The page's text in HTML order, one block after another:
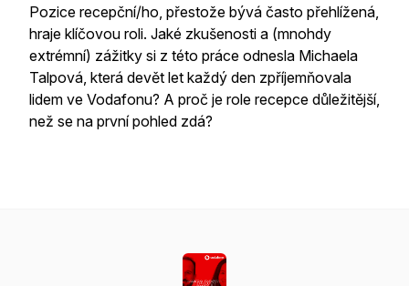
Pozice recepční/ho, přestože bývá často přehlížená,
hraje klíčovou roli. Jaké zkušenosti a (mnohdy
extrémní) zážitky si z této práce odnesla Michaela
Talpová, která devět let každý den zpříjemňovala
lidem ve Vodafonu? A proč je role recepce důležitější,
než se na první pohled zdá?